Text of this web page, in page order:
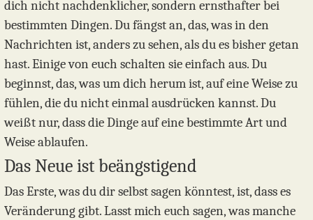
dich nicht nachdenklicher, sondern ernsthafter bei
bestimmten Dingen. Du fängst an, das, was in den
Nachrichten ist, anders zu sehen, als du es bisher getan
hast. Einige von euch schalten sie einfach aus. Du
beginnst, das, was um dich herum ist, auf eine Weise zu
fühlen, die du nicht einmal ausdrücken kannst. Du
weißt nur, dass die Dinge auf eine bestimmte Art und
Weise ablaufen.
Das Neue ist beängstigend
Das Erste, was du dir selbst sagen könntest, ist, dass es
Veränderung gibt. Lasst mich euch sagen, was manche